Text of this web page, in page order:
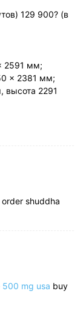
129 900? (в
2591 мм;
x 2381 мм;
2291
order shuddha
mg usa buy